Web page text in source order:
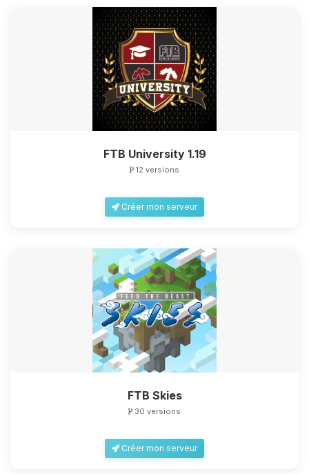
FTB University 1.19
12 versions
Créer mon serveur
FTB Skies
30 versions
Créer mon serveur